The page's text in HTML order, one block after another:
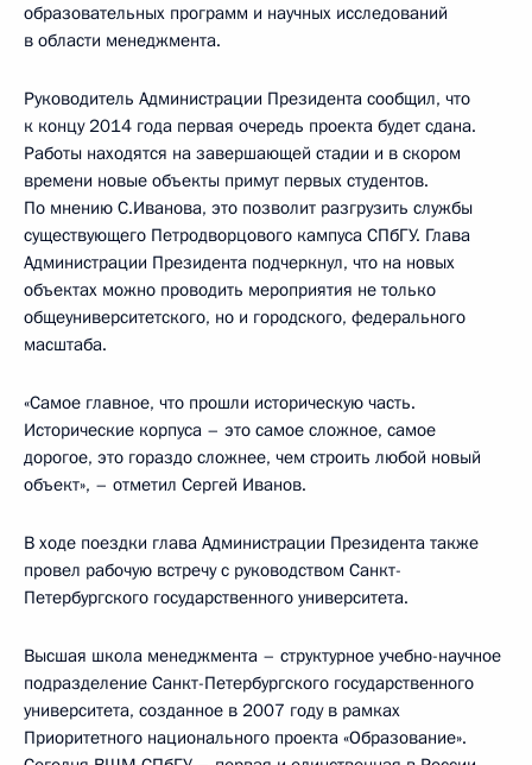
образовательных программ и научных исследований
в области менеджмента.
Руководитель Администрации Президента сообщил, что
к концу 2014 года первая очередь проекта будет сдана.
Работы находятся на завершающей стадии и в скором
времени новые объекты примут первых студентов.
По мнению С.Иванова, это позволит разгрузить службы
существующего Петродворцового кампуса СПбГУ. Глава
Администрации Президента подчеркнул, что на новых
объектах можно проводить мероприятия не только
общеуниверситетского, но и городского, федерального
масштаба.
«Самое главное, что прошли историческую часть.
Исторические корпуса – это самое сложное, самое
дорогое, это гораздо сложнее, чем строить любой новый
объект», – отметил Сергей Иванов.
В ходе поездки глава Администрации Президента также
провел рабочую встречу с руководством Санкт-
Петербургского государственного университета.
Высшая школа менеджмента – структурное учебно-научное
подразделение Санкт-Петербургского государственного
университета, созданное в 2007 году в рамках
Приоритетного национального проекта «Образование».